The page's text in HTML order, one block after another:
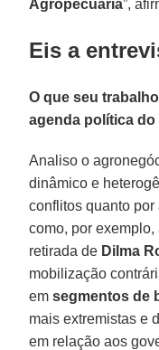
Agropecuária”,
Eis a
O que seu
agenda política
Analiso o
dinâmico e
conflitos quanto
como, por
retirada de Dilma
mobilização
emsegmentos de
mais extremistas e
em relação aos